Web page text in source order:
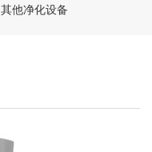
其他净化设备